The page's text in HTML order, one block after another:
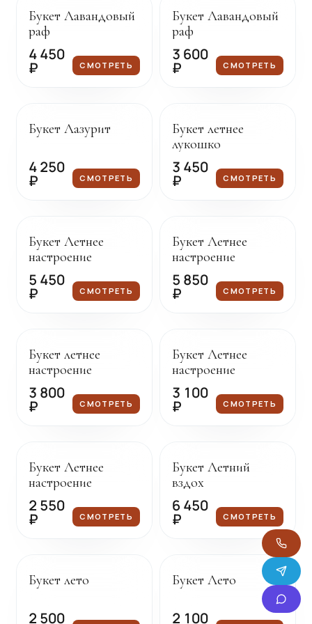
Букет Лавандовый
раф
4 450
₽ СМОТРЕТЬ
Букет Лавандовый
раф
3 600
₽ СМОТРЕТЬ
Букет Лазурит
4 250
₽ СМОТРЕТЬ
Букет летнее
лукошко
3 450
₽ СМОТРЕТЬ
Букет Летнее
настроение
5 450
₽ СМОТРЕТЬ
Букет Летнее
настроение
5 850
₽ СМОТРЕТЬ
Букет летнее
настроение
3 800
₽ СМОТРЕТЬ
Букет Летнее
настроение
3 100
₽ СМОТРЕТЬ
Букет Летнее
настроение
2 550
₽ СМОТРЕТЬ
Букет Летний
вздох
6 450
₽ СМОТРЕТЬ
Букет лето
2 500
Букет Лето
2 100